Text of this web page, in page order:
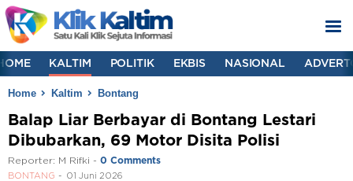
KALTIM POLITIK EKBIS NASIONAL
Home Kaltim Bontang
Balap Liar Berbayar di Bontang Lestari
Dibubarkan, 69 Motor Disita Polisi
Reporter: M Rifki - 0 Comments
BONTANG 01 Juni 2026